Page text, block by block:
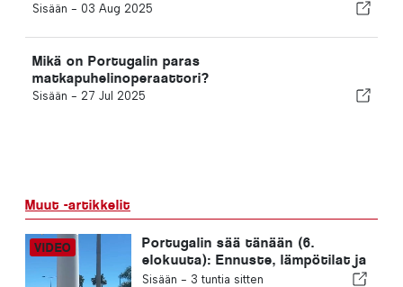
Sisään - 03 Aug 2025
Mikä on Portugalin paras
matkapuhelinoperaattori?
Sisään - 27 Jul 2025
Muut -artikkelit
Portugalin sää tänään (6.
elokuuta): Ennuste, lämpötilat ja
mitä odottaa
Sisään - 3 tuntia sitten